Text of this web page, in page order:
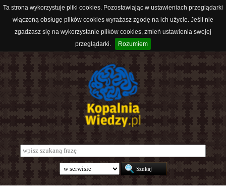
Ta strona wykorzystuje pliki cookies. Pozostawiając w ustawieniach przeglądarki
włączoną obsługę plików cookies wyrażasz zgodę na ich użycie. Jeśli nie
zgadzasz się na wykorzystanie plików cookies, zmień ustawienia swojej
przeglądarki.
Rozumiem